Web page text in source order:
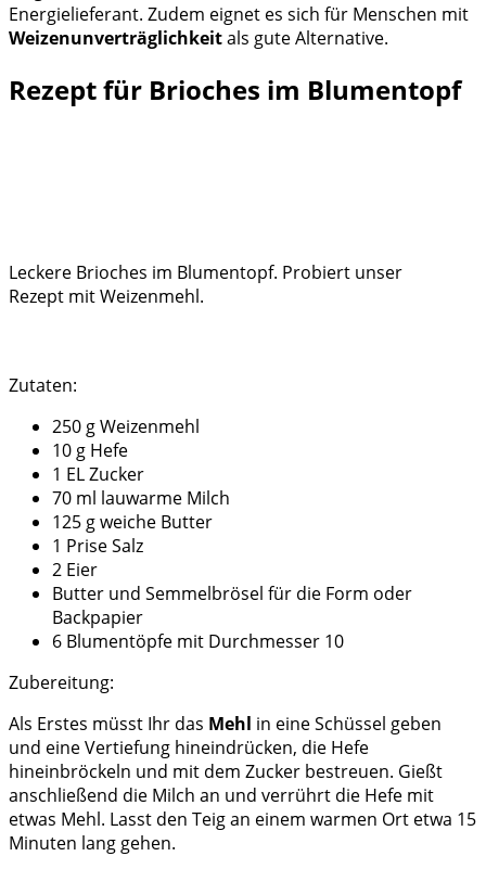
Energielieferant. Zudem eignet es sich für Menschen mit
Weizenunverträglichkeitals gute Alternative.
Rezept für Brioches im Blumentopf
Leckere Brioches im Blumentopf. Probiert unser
Rezept mit Weizenmehl.
Zutaten:
250 g Weizenmehl
10 g Hefe
1 EL Zucker
70 ml lauwarme Milch
125 g weiche Butter
1 Prise Salz
2 Eier
Butter und Semmelbrösel für die Form oder
Backpapier
6 Blumentöpfe mit Durchmesser 10
Zubereitung:
Als Erstes müsst Ihr das Mehl in eine Schüssel geben
und eine Vertiefung hineindrücken, die Hefe
hineinbröckeln und mit dem Zucker bestreuen. Gießt
anschließend die Milch an und verrührt die Hefe mit
etwas Mehl. Lasst den Teig an einem warmen Ort etwa 15
Minuten lang gehen.